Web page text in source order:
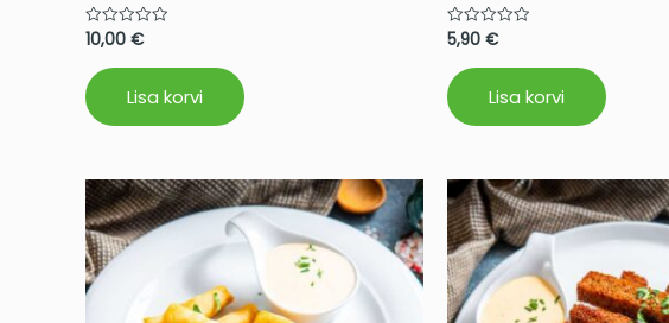
Hinnanguga
5
10,00 €
Lisa korvi
Hinnanguga
5
5,90 €
Lisa korvi